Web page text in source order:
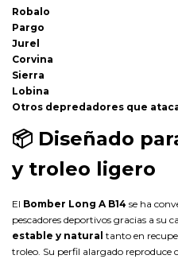
Robalo
Pargo
Jurel
Corvina
Sierra
Lobina
Otros depredadores que
📦 Diseñado
y troleo ligero
El Bomber Long A B14 se ha
pescadores deportivos gracias a su
estable y natural tanto en
troleo. Su perfil alargado